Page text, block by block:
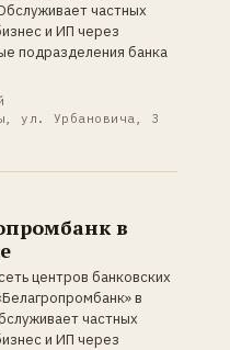
частных
и ИП через
подразделения банка
ул. Урбановича, 3
в
центров банковских
в
частных
и ИП через